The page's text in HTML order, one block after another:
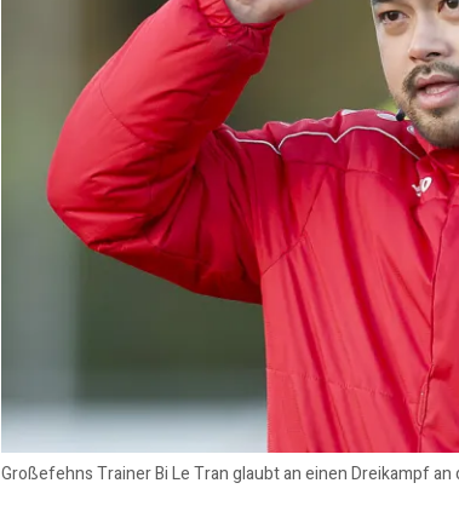
Großefehns Trainer Bi Le Tran glaubt an einen Dreikampf